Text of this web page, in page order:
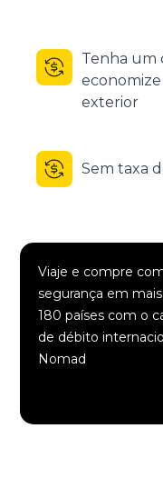
Tenha um
economize
exterior
Sem taxa
Viaje e compre
segurança em
180 países com o
de débito
Nomad